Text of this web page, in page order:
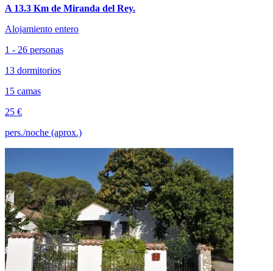
A 13.3 Km de Miranda del Rey.
Alojamiento entero
1 - 26 personas
13 dormitorios
15 camas
25 €
pers./noche (aprox.)